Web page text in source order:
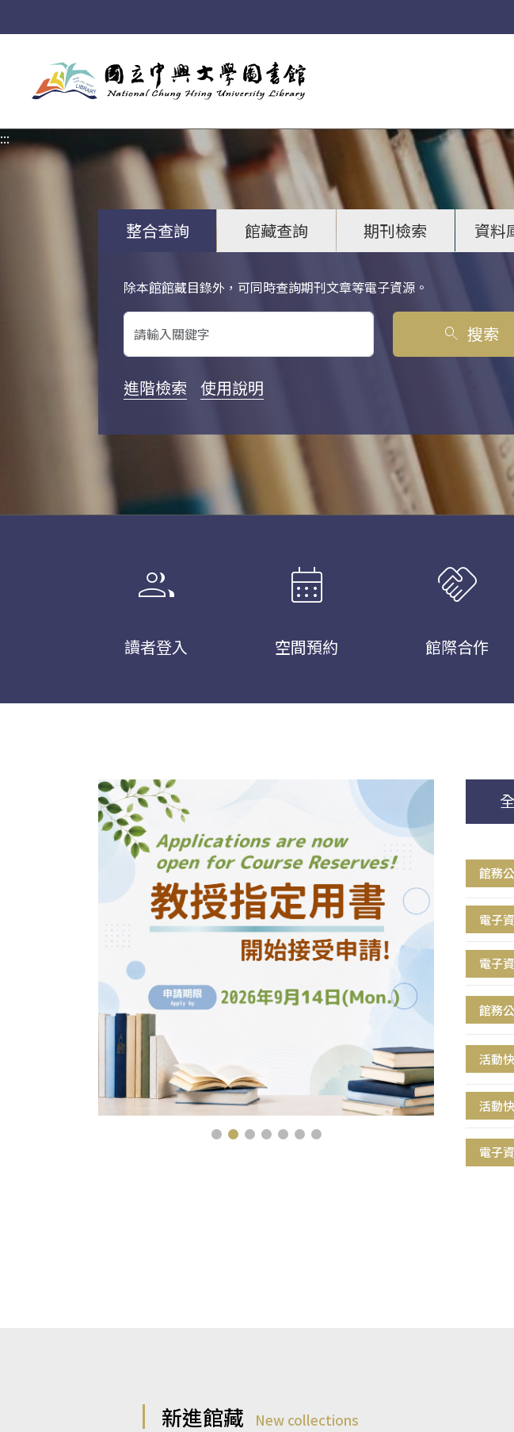
:::
整合查詢 館藏查詢 期刊檢索 資料
除本館館藏目錄外，可同時查詢期刊文章等電子資源。
關鍵字搜尋
search 搜索
進階檢索 使用說明
group
讀者登入
calendar_month
空間預約
handshake
館際合作
館務
電子
電子
館務
活動
活動
電子
新進館藏 New collections